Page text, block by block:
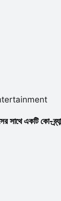
সাথে একটি কো-